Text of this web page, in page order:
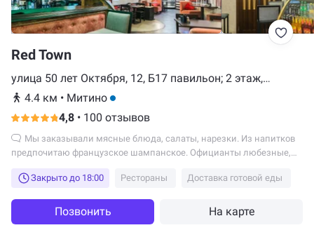
Red Town
улица 50 лет Октября, 12, Б17 павильон; 2 этаж,
Красногорск
4.4 км • Митино
4,8 • 100 отзывов
предпочитаю французское шампанское. Официанты любезные,
Закрыто до 18:00
Рестораны Доставка готовой еды
Позвонить На карте